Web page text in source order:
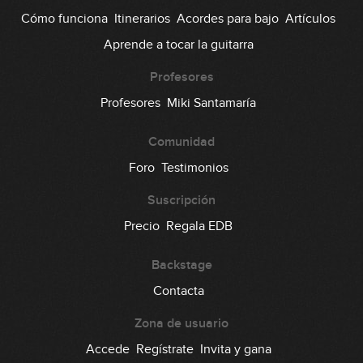
#17: Slap Groove en C#m
#18: Groove en 3/4
#19: Groove en 7/8
#21: Fingerstyle Groove en Em
Cómo funciona Itinerarios Acordes para bajo Artículos
Aprende a tocar la guitarra
Profesores
Profesores Miki Santamaría
Comunidad
Foro Testimonios
Suscripción
Precio Regala EDB
Backstage
Contacta
Zona de usuario
Accede Regístrate Invita y gana